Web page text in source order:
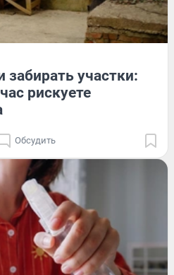
забирать участки:
рискуете
Обсудить